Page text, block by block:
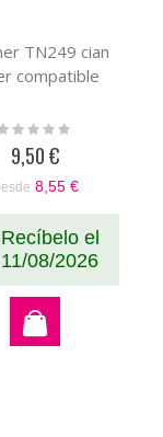
TN249 cian
compatible
9,50 €
8,55 €
Recíbelo el
11/08/2026